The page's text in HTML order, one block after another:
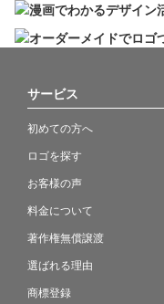
サービス
初めての方へ
ロゴを探す
お客様の声
料金について
著作権無償譲渡
選ばれる理由
商標登録